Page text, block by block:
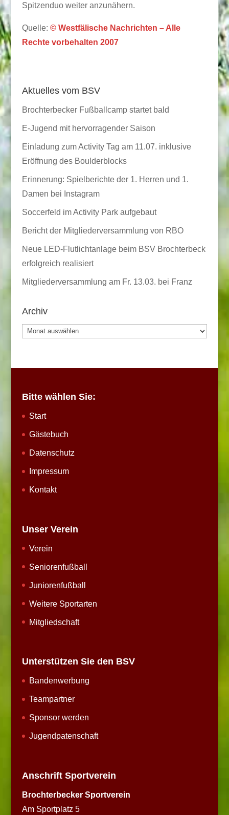
Spitzenduo weiter anzunähern.
Quelle: © Westfälische Nachrichten – Alle
Rechte vorbehalten 2007
Aktuelles vom BSV
Brochterbecker Fußballcamp startet bald
E-Jugend mit hervorragender Saison
Einladung zum Activity Tag am 11.07. inklusive
Eröffnung des Boulderblocks
Erinnerung: Spielberichte der 1. Herren und 1.
Damen bei Instagram
Soccerfeld im Activity Park aufgebaut
Bericht der Mitgliederversammlung von RBO
Neue LED-Flutlichtanlage beim BSV Brochterbeck
erfolgreich realisiert
Mitgliederversammlung am Fr. 13.03. bei Franz
Archiv
Archiv
Bitte wählen Sie:
Start
Gästebuch
Datenschutz
Impressum
Kontakt
Unser Verein
Verein
Seniorenfußball
Juniorenfußball
Weitere Sportarten
Mitgliedschaft
Unterstützen Sie den BSV
Bandenwerbung
Teampartner
Sponsor werden
Jugendpatenschaft
Anschrift Sportverein
Brochterbecker Sportverein
Am Sportplatz 5